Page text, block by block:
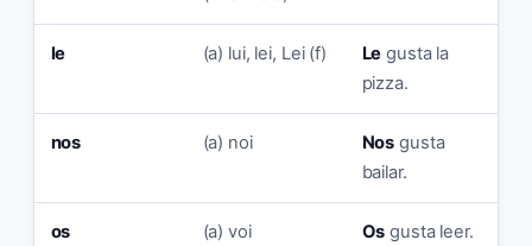
le (a) lui, lei, Lei (f) Le gusta la
pizza.
nos (a) noi Nos gusta
bailar.
os
(a) voi
Os gusta leer.